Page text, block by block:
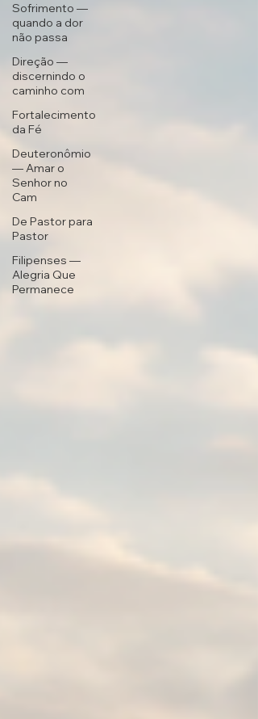
Sofrimento —
quando a dor
não passa
Direção —
discernindo o
caminho com
Fortalecimento
da Fé
Deuteronômio
— Amar o
Senhor no
Cam
De Pastor para
Pastor
Filipenses —
Alegria Que
Permanece